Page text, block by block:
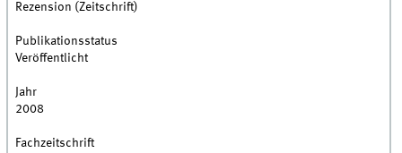
Rezension (Zeitschrift)
Publikationsstatus
Veröffentlicht
Jahr
2008
Fachzeitschrift